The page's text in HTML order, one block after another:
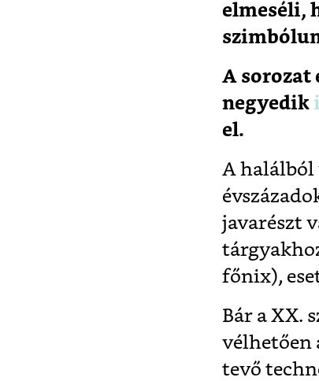
elmeséli,
A sorozat
negyedik
el.
A halálból
javarészt
főnix),
Bár a XX.
vélhetően
tevő